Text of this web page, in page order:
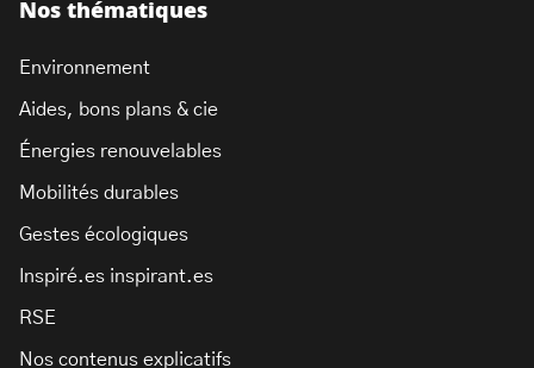
Nos thématiques
Environnement
Aides, bons plans & cie
Énergies renouvelables
Mobilités durables
Gestes écologiques
Inspiré.es inspirant.es
RSE
Nos contenus explicatifs